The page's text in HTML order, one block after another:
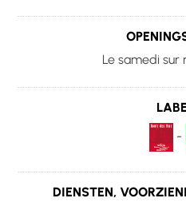
Le samedi sur
-
DIENSTEN,